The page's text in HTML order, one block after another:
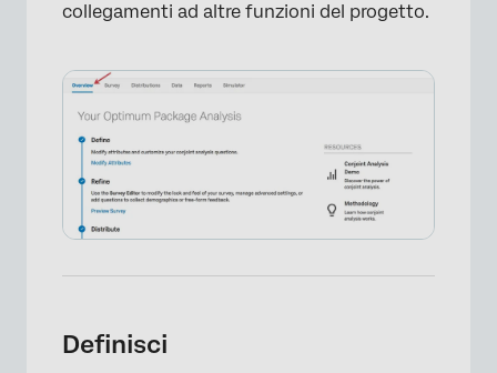
collegamenti ad altre funzioni del progetto.
Definisci